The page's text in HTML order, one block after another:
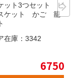
ット3つセット ピク
ケット かご 籠
在庫： 3342
6750